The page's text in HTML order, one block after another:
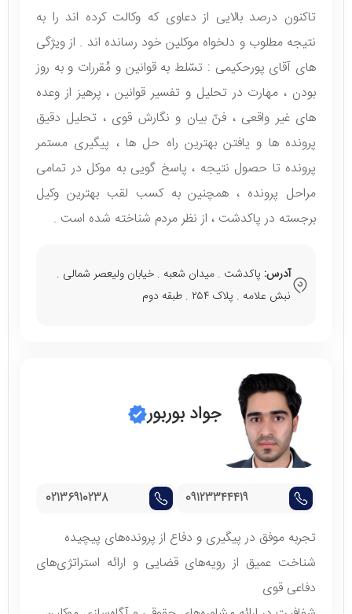
تاکنون درصد بالایی از دعاوی که وکالت کرده اند را به
نتیجه مطلوب و دلخواه موکلین خود رسانده اند . از ویژگی
های آقای پورحکیمی : تسّلط به قوانین و مُقررات و به روز
بودن ، مهارت در تحلیل و تفسیر قوانین ، پرهیز از وعده
های غیر واقعی ، فنّ بیان و نگارش قوی ، تحلیل دقیق
پرونده ها و یافتن بهترین راه حل ها ، پیگیری مستمر
پرونده تا حصول نتیجه ، پاسخ گویی به موکل در تمامی
مراحل پرونده ، همچنین به کسب لقب بهترین وکیل
برجسته در پاکدشت ، از نظر مردم‌ شناخته شده است .
آدرس: پاکدشت . میدان شعبه . خیابان ولیعصر شمالی .
نبش علامه . پلاک ۲۵۴ . طبقه دوم
جواد بوربور
09123344419
02136910238
تجربه موفق در پیگیری و دفاع از پرونده‌های پیچیده
شناخت عمیق از رویه‌های قضایی و ارائه استراتژی‌های
دفاعی قوی